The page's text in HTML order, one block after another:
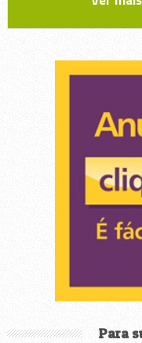
Decoração
Jardinagem
Limpeza
Manutenção em
Material de
Material Elétrico
Para